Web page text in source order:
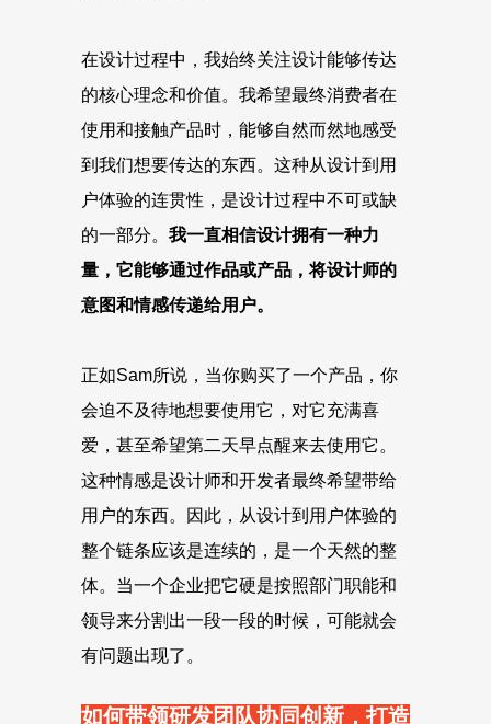
在设计过程中，我始终关注设计能够传达
的核心理念和价值。我希望最终消费者在
使用和接触产品时，能够自然而然地感受
到我们想要传达的东西。这种从设计到用
户体验的连贯性，是设计过程中不可或缺
的一部分。 我一直相信设计拥有一种力
量，它能够通过作品或产品，将设计师的
意图和情感传递给用户。
正如Sam所说，当你购买了一个产品，你
会迫不及待地想要使用它，对它充满喜
爱，甚至希望第二天早点醒来去使用它。
这种情感是设计师和开发者最终希望带给
用户的东西。因此，从设计到用户体验的
整个链条应该是连续的，是一个天然的整
体。当一个企业把它硬是按照部门职能和
领导来分割出一段一段的时候，可能就会
有问题出现了。
如何带领研发团队协同创新，打造